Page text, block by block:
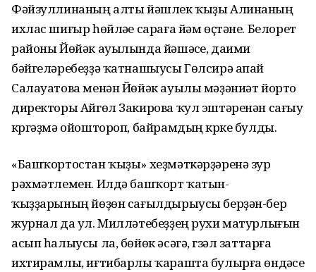
Фәйзуллинаның алты йәшлек ҡыҙы Алинаның
ихлас шиғыр һөйләүе сараға йәм өҫтәне. Белорет
районы Йөйәк ауылында йәшәүсе, даими
бәйгеләребеҙҙә ҡатнашыусы Гөлсирә апай
Салауатова менән Йөйәк ауылы мәҙәниәт йорто
директоры Айгөл Закирова ҡул эштәренән сағыу
күргәҙмә ойоштороп, байрамдың күрке булды.
«Башҡортостан ҡыҙы» хеҙмәткәрҙәренә зур
рәхмәтлемен. Илдә башҡорт ҡатын-
ҡыҙҙарының йөҙөн сағылдырыусы берҙән-бер
журнал да ул. Милләтебеҙҙең рухи матурлығын
асып һалыусы ла, бөйөк әсәгә, гүзәл заттарға
ихтирамлы, иғтибарлы ҡарашта булырға өндәүсе